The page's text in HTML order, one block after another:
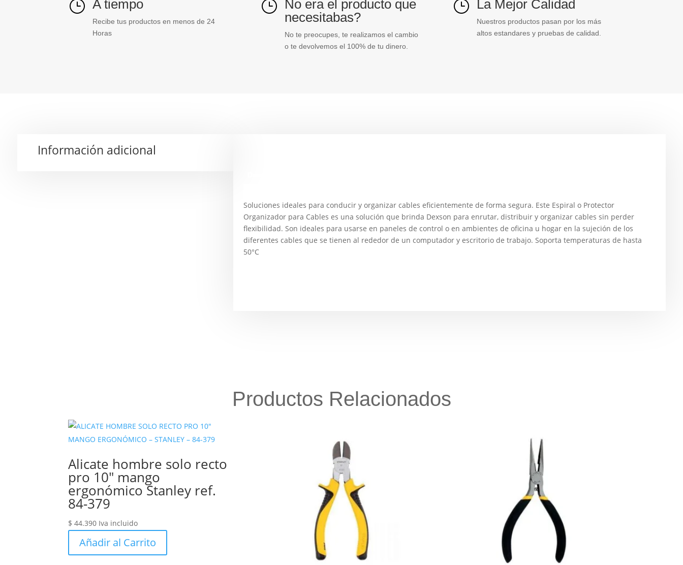
} A tiempo
Recibe tus productos en menos de 24
Horas
} No era el producto que
necesitabas?
No te preocupes, te realizamos el cambio
o te devolvemos el 100% de tu dinero.
} La Mejor Calidad
Nuestros productos pasan por los más
altos estandares y pruebas de calidad.
Información adicional
Soluciones ideales para conducir y organizar cables eficientemente de forma segura. Este Espiral o Protector
Organizador para Cables es una solución que brinda Dexson para enrutar, distribuir y organizar cables sin perder
flexibilidad. Son ideales para usarse en paneles de control o en ambientes de oficina u hogar en la sujeción de los
diferentes cables que se tienen al rededor de un computador y escritorio de trabajo. Soporta temperaturas de hasta
50°C
Productos Relacionados
Alicate hombre solo recto
pro 10″ mango
ergonómico Stanley ref.
84-379
$ 44.390 Iva incluido
Añadir al Carrito